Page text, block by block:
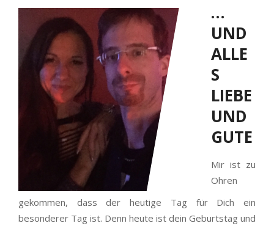
…
UND
ALLE
S
LIEBE
UND
GUTE
Mir ist zu
Ohren
gekommen, dass der heutige Tag für Dich ein
besonderer Tag ist. Denn heute ist dein Geburtstag und